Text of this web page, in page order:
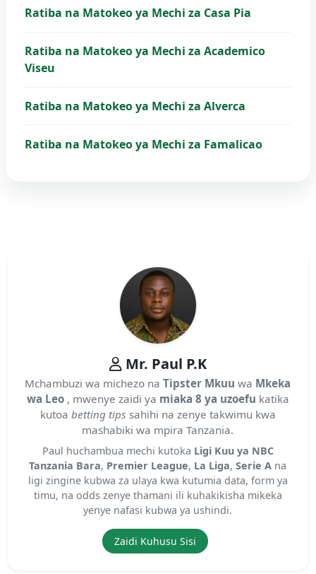
Ratiba na Matokeo ya Mechi za Casa Pia
Ratiba na Matokeo ya Mechi za Academico
Viseu
Ratiba na Matokeo ya Mechi za Alverca
Ratiba na Matokeo ya Mechi za Famalicao
Mr. Paul P.K
Mchambuzi wa michezo naTipster Mkuu wa Mkeka
wa Leo , mwenye zaidi ya miaka 8 ya uzoefu katika
kutoa betting tips sahihi na zenye takwimu kwa
mashabiki wa mpira Tanzania.
Paul huchambua mechi kutoka Ligi Kuu ya NBC
Tanzania Bara, Premier League, La Liga,Serie A na
ligi zingine kubwa za ulaya kwa kutumia data, form ya
timu, na odds zenye thamani ili kuhakikisha mikeka
yenye nafasi kubwa ya ushindi.
Zaidi Kuhusu Sisi